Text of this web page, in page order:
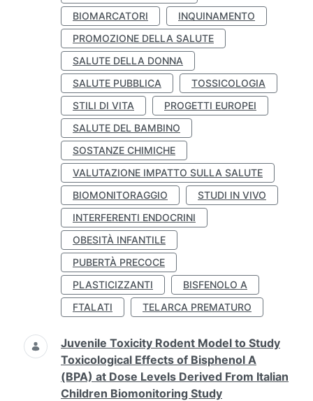
BIOMARCATORI
INQUINAMENTO
PROMOZIONE DELLA SALUTE
SALUTE DELLA DONNA
SALUTE PUBBLICA
TOSSICOLOGIA
STILI DI VITA
PROGETTI EUROPEI
SALUTE DEL BAMBINO
SOSTANZE CHIMICHE
VALUTAZIONE IMPATTO SULLA SALUTE
BIOMONITORAGGIO
STUDI IN VIVO
INTERFERENTI ENDOCRINI
OBESITÀ INFANTILE
PUBERTÀ PRECOCE
PLASTICIZZANTI
BISFENOLO A
FTALATI
TELARCA PREMATURO
Juvenile Toxicity Rodent Model to Study
Toxicological Effects of Bisphenol A
(BPA) at Dose Levels Derived From Italian
Children Biomonitoring Study